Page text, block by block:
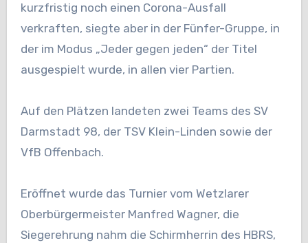
kurzfristig noch einen Corona-Ausfall
verkraften, siegte aber in der Fünfer-Gruppe, in
der im Modus „Jeder gegen jeden“ der Titel
ausgespielt wurde, in allen vier Partien.
Auf den Plätzen landeten zwei Teams des SV
Darmstadt 98, der TSV Klein-Linden sowie der
VfB Offenbach.
Eröffnet wurde das Turnier vom Wetzlarer
Oberbürgermeister Manfred Wagner, die
Siegerehrung nahm die Schirmherrin des HBRS,